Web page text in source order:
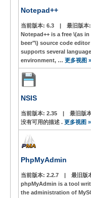
Notepad++
当前版本: 6.3 | 最旧版本:
Notepad++ is a free \(as
beer"\) source code
supports several
environment, … 更多视图 »
NSIS
当前版本: 2.35 | 最旧版
没有可用的描述 . 更多视图 »
PhpMyAdmin
当前版本: 2.2.7 | 最旧版
phpMyAdmin is a tool
the administration of